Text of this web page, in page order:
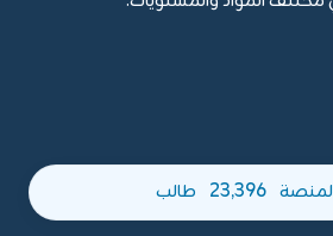
المنصة 23,396 طالب